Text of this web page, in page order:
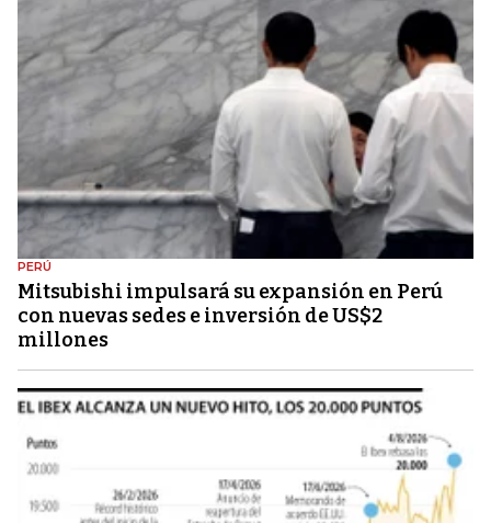
PERÚ
Mitsubishi impulsará su expansión en Perú
con nuevas sedes e inversión de US$2
millones